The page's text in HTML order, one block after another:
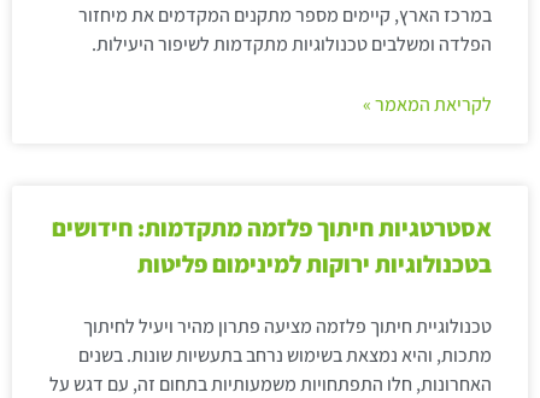
במרכז הארץ, קיימים מספר מתקנים המקדמים את מיחזור
הפלדה ומשלבים טכנולוגיות מתקדמות לשיפור היעילות.
לקריאת המאמר »
אסטרטגיות חיתוך פלזמה מתקדמות: חידושים
בטכנולוגיות ירוקות למינימום פליטות
טכנולוגיית חיתוך פלזמה מציעה פתרון מהיר ויעיל לחיתוך
מתכות, והיא נמצאת בשימוש נרחב בתעשיות שונות. בשנים
האחרונות, חלו התפתחויות משמעותיות בתחום זה, עם דגש על